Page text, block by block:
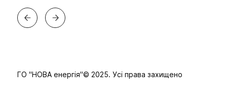
ГО "НОВА енергія"© 2025. Усі права захищено